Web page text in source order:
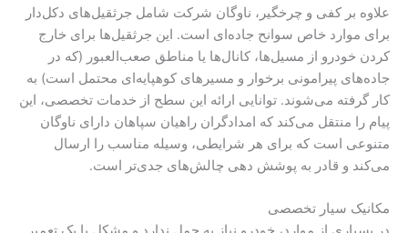
علاوه بر کفی و چرخگیر، ناوگان شرکت شامل جرثقیل‌های دکل‌دار
برای موارد خاص سوانح جاده‌ای است. این جرثقیل‌ها برای خارج
کردن خودرو از مسیل‌ها، کانال‌ها یا مناطق صعب‌العبور (که در
جاده‌های پیرامونی برخوار و مسیرهای کوهپایه‌ای محتمل است) به
کار گرفته می‌شوند. توانایی ارائه این سطح از خدمات تخصصی، این
پیام را منتقل می‌کند که امدادگران راهیان سپاهان دارای ناوگان
متنوعی است که برای هر شرایطی، وسیله مناسب را ارسال
می‌کند و قادر به پوشش دهی چالش‌های جدی‌تر است.
مکانیک سیار تخصصی